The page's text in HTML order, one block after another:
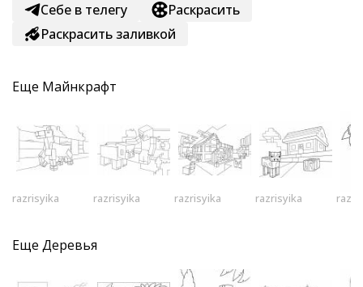
Себе в телегу
Раскрасить
Раскрасить заливкой
Еще Майнкрафт
razrisyika razrisyika razrisyika razrisyika
Еще Деревья